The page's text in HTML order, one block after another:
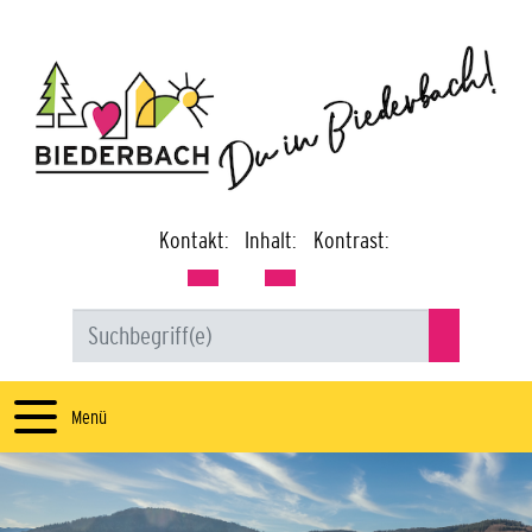
Kontakt: Inhalt: Kontrast:
Menü